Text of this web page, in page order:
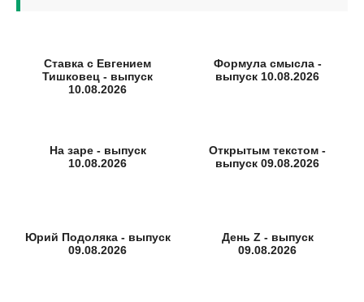
Ставка с Евгением
Тишковец - выпуск
10.08.2026
Формула смысла -
выпуск 10.08.2026
На заре - выпуск
10.08.2026
Открытым текстом -
выпуск 09.08.2026
Юрий Подоляка - выпуск
09.08.2026
День Z - выпуск
09.08.2026